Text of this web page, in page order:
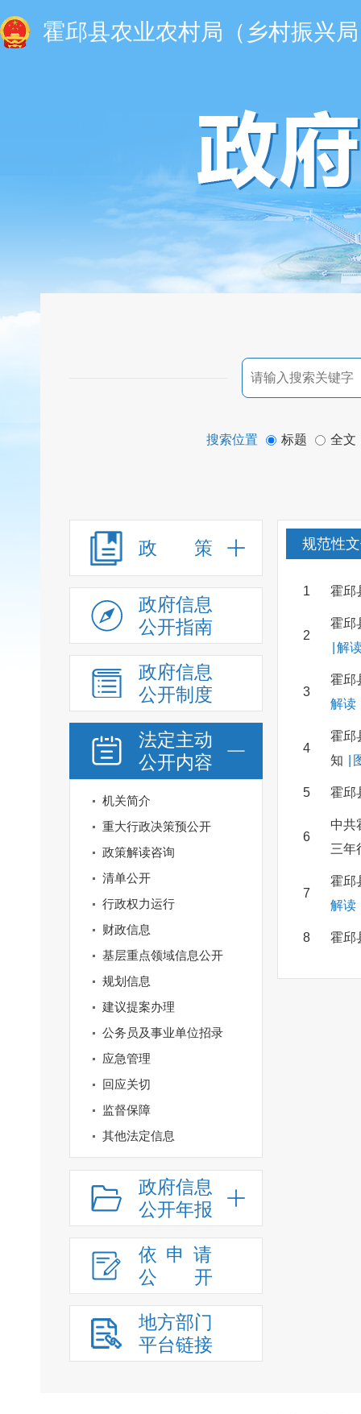
霍邱县农业农村局（乡村振兴
搜索位置 标题 全文
政 策
政府信息
公开指南
政府信息
公开制度
法定主动
公开内容
机关简介
重大行政决策预公开
政策解读咨询
清单公开
行政权力运行
财政信息
基层重点领域信息公开
规划信息
建议提案办理
公务员及事业单位招录
应急管理
回应关切
监督保障
其他法定信息
政府信息
公开年报
依申请
公
开
地方部门
平台链接
规范性
1 霍邱
2
霍邱
解
3
霍邱
解读
4
霍邱
知
5 霍邱
6
中共
三年
7
霍邱
解读
8 霍邱